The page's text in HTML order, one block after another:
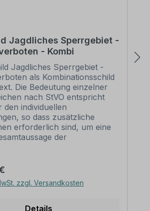
Jagdliches Sperrgebiet -
- Kombi
Jagdliches Sperrgebiet -
als Kombinationsschild
Die Bedeutung einzelner
nach StVO entspricht
den individuellen
so dass zusätzliche
erforderlich sind, um eine
der
montiert werden,
einer
Lösung, mit
Zeichen und Symbolen,
zzgl. Versandkosten
Details